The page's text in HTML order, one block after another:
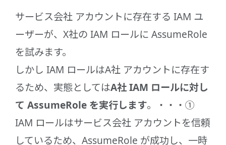
サービス会社 アカウントに存在する IAM ユ
ーザーが、X社の IAM ロールに AssumeRole
を試みます。
しかし IAM ロールはA社 アカウントに存在す
るため、実態としてはA社 IAM ロールに対し
て AssumeRole を実行します。・・・①
IAM ロールはサービス会社 アカウントを信頼
しているため、AssumeRole が成功し、一時